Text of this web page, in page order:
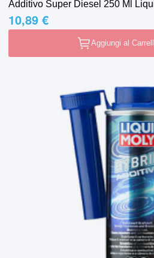
Additivo Super Diesel 250 Ml
10,89 €
Aggiungi al